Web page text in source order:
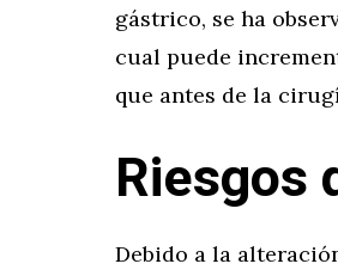
gástrico, se ha
cual puede
que antes de la
Riesgos
Debido a la